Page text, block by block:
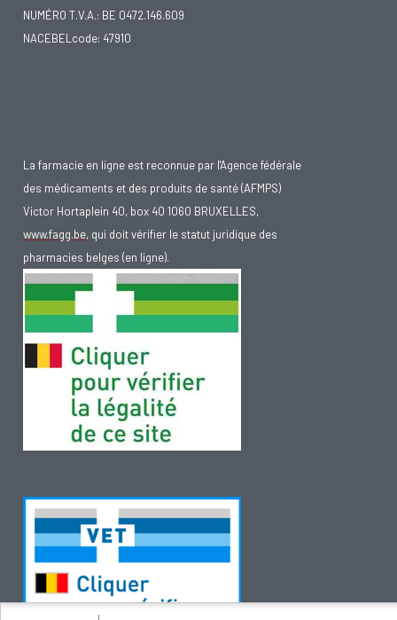
NUMÉRO T.V.A.: BE 0472.146.609
NACEBELcode: 47910
La farmacie en ligne est reconnue par l'Agence fédérale
des médicaments et des produits de santé (AFMPS)
Victor Hortaplein 40, box 40 1060 BRUXELLES,
www.fagg.be, qui doit vérifier le statut juridique des
pharmacies belges (en ligne).